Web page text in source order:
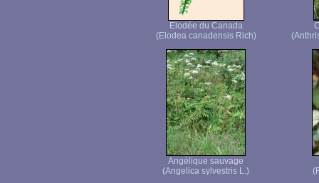
Elodée du Canada
(Elodea canadensis Rich)
Angélique sauvage
(Angelica sylvestris L.)